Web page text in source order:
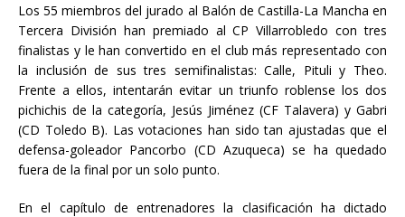
Los 55 miembros del jurado al Balón de Castilla-La Mancha en
Tercera División han premiado al CP Villarrobledo con tres
finalistas y le han convertido en el club más representado con
la inclusión de sus tres semifinalistas: Calle, Pituli y Theo.
Frente a ellos, intentarán evitar un triunfo roblense los dos
pichichis de la categoría, Jesús Jiménez (CF Talavera) y Gabri
(CD Toledo B). Las votaciones han sido tan ajustadas que el
defensa-goleador Pancorbo (CD Azuqueca) se ha quedado
fuera de la final por un solo punto.
En el capítulo de entrenadores la clasificación ha dictado